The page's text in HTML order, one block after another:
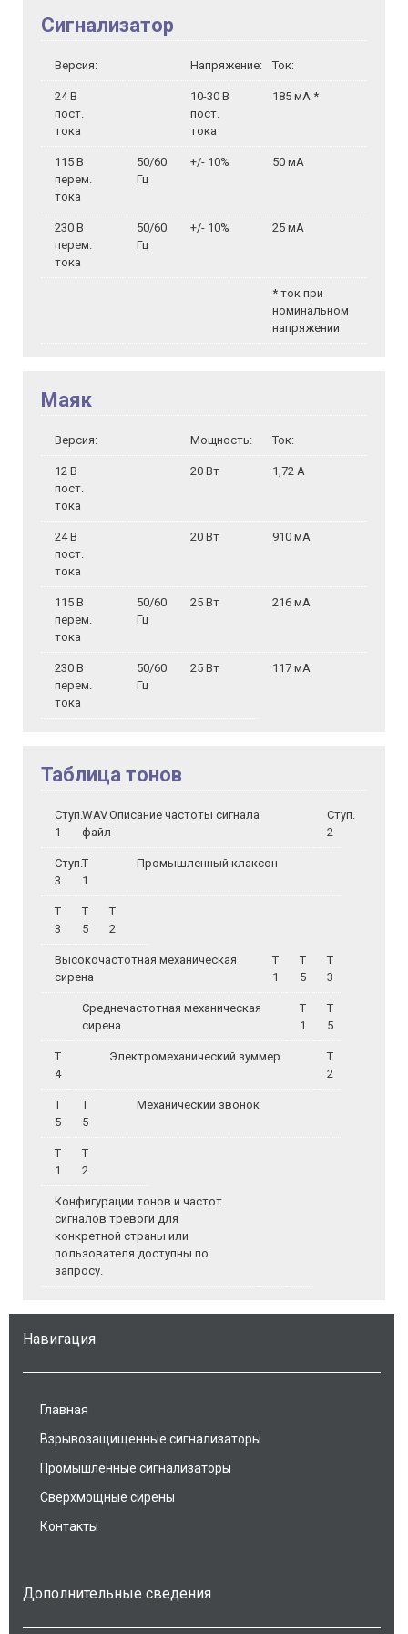
Сигнализатор
Версия: Напряжение: Ток:
24 В
пост.
тока
10-30 В
пост.
тока
185 мА *
115 В
перем.
тока
50/60
Гц
+/- 10% 50 мА
230 В
перем.
тока
50/60
Гц
+/- 10% 25 мА
* ток при
номинальном
напряжении
Маяк
Версия: Мощность: Ток:
12 В
пост.
тока
20 Вт 1,72 A
24 В
пост.
тока
20 Вт 910 мА
115 В
перем.
тока
50/60
Гц
25 Вт 216 мА
230 В
перем.
тока
50/60
Гц
25 Вт 117 мА
Таблица тонов
Ступ.
1
WAV
файл
Описание частоты сигнала
Ступ.
2
Ступ.
3
Т
1
Промышленный клаксон
Т
3
Т
5
Т
2
Высокочастотная механическая
сирена
Т
1
Т
5
Т
3
Среднечастотная механическая
сирена
Т
1
Т
5
Т
4
Электромеханический зуммер
Т
2
Т
5
Т
5
Механический звонок
Т
1
Т
2
Конфигурации тонов и частот
сигналов тревоги для
конкретной страны или
пользователя доступны по
запросу.
Навигация
Главная
Взрывозащищенные сигнализаторы
Промышленные сигнализаторы
Сверхмощные сирены
Контакты
Дополнительные сведения